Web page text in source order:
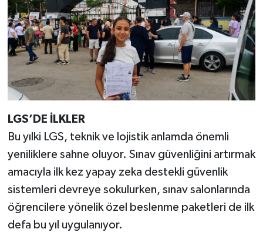
LGS’DE İLKLER
Bu yılki LGS, teknik ve lojistik anlamda önemli
yeniliklere sahne oluyor. Sınav güvenliğini artırmak
amacıyla ilk kez yapay zeka destekli güvenlik
sistemleri devreye sokulurken, sınav salonlarında
öğrencilere yönelik özel beslenme paketleri de ilk
defa bu yıl uygulanıyor.